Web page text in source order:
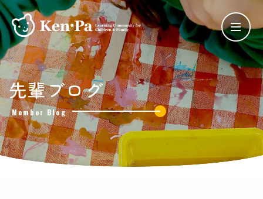
ケンパの保育
ケンパの各園
ケンパ西馬込園
ケンパ高田園
ケンパ池上園
ケンパ井の頭本園・分園
先輩ブログ
Member Blog